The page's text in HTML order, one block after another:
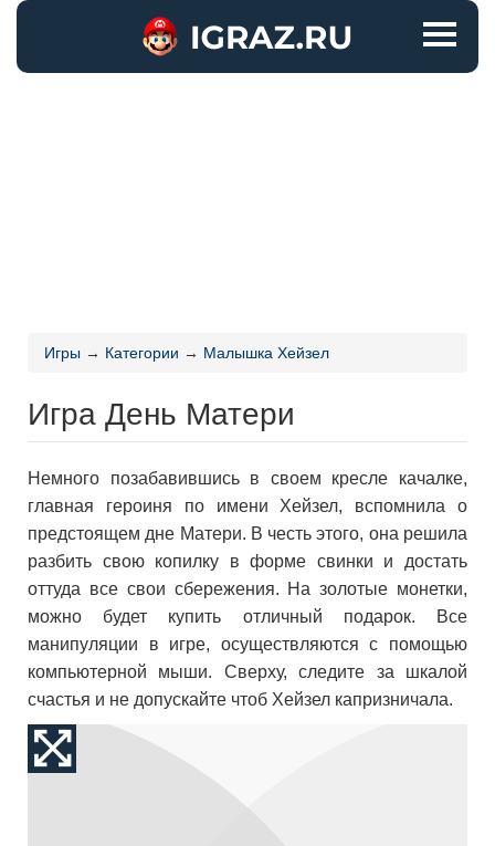
Игры → Категории → Малышка Хейзел
Игра День Матери
Немного позабавившись в своем кресле качалке,
главная героиня по имени Хейзел, вспомнила о
предстоящем дне Матери. В честь этого, она решила
разбить свою копилку в форме свинки и достать
оттуда все свои сбережения. На золотые монетки,
можно будет купить отличный подарок. Все
манипуляции в игре, осуществляются с помощью
компьютерной мыши. Сверху, следите за шкалой
счастья и не допускайте чтоб Хейзел капризничала.